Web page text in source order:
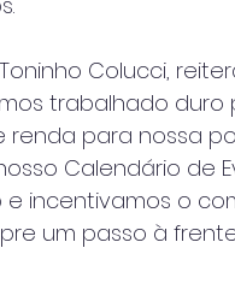
Colucci,
trabalhado
para nossa
Calendário de
e incentivamos o
um passo à